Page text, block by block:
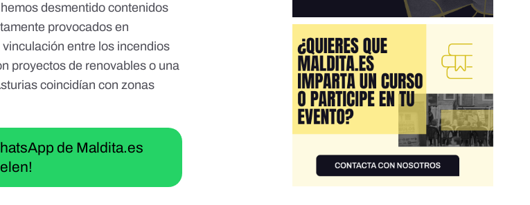
hemos desmentido contenidos
provocados en
vinculación entre los incendios
proyectos de renovables o una
coincidían con zonas
de Maldita.es